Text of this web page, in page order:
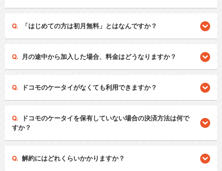
「はじめての方は初月無料」とはなんですか？
月の途中から加入した場合、料金はどうなりますか？
ドコモのケータイがなくても利用できますか？
ドコモのケータイを保有していない場合の決済方法は何で
すか？
解約にはどれくらいかかりますか？